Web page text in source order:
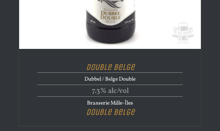
Double Belge
Dubbel / Belge Double
7.3% alc/vol
Brasserie Mille-Îles
Double Belge